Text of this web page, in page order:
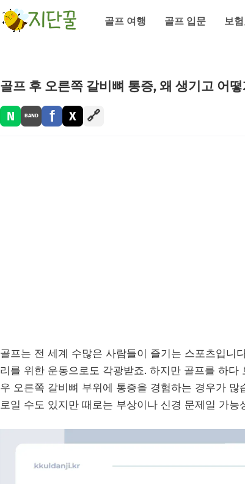
골프 여행 골프 입문 보
골프 후 오른쪽 갈비뼈 통증, 왜 생기고 어
N BAND f X 🔗
골프는 전 세계 수많은 사람들이 즐기는 스포츠입니
리를 위한 운동으로도 각광받죠. 하지만 골프를 하다
우 오른쪽 갈비뼈 부위에 통증을 경험하는 경우가 많
로일 수도 있지만 때로는 부상이나 신경 문제일 가능